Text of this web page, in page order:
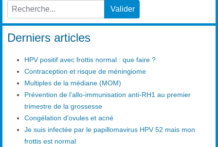
Type 2 or more characters for results.
Valider
Derniers articles
HPV positif avec frottis normal : que faire ?
Contraception et risque de méningiome
Multiples de la médiane (MOM)
Prévention de l’allo-immunisation anti-RH1 au premier
trimestre de la grossesse
Congélation d'ovules et acné
Je suis infectée par le papillomavirus HPV 52 mais mon
frottis est normal